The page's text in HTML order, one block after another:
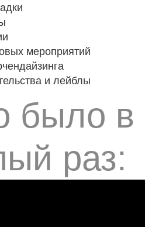
мероприятий
и лейблы
было в
раз: